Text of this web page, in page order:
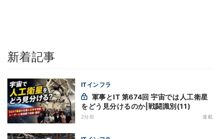
新着記事
ITインフラ
をどう見分けるのか|戦闘識別(11)
2分前 連載